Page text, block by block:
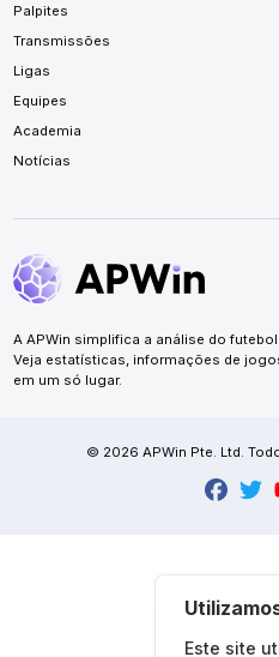
Palpites
Transmissões
Ligas
Equipes
Academia
Notícias
A APWin simplifica a análise do
Veja estatísticas, informações de
em um só lugar.
© 2026 APWin Pte. Ltd.
Este site